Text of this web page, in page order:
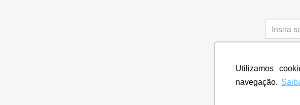
Utilizamos
navegação.
*
qualquer